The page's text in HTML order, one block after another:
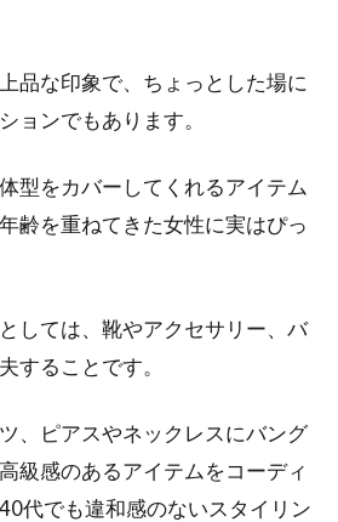
品な印象で、ちょっとした場に
ョンでもあります。
型をカバーしてくれるアイテム
齢を重ねてきた女性に実はぴっ
しては、靴やアクセサリー、バ
することです。
、ピアスやネックレスにバング
級感のあるアイテムをコーディ
代でも違和感のないスタイリン